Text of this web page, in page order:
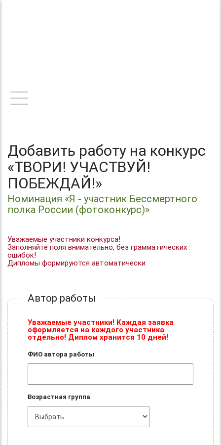
Добавить работу на конкурс
«ТВОРИ! УЧАСТВУЙ!
ПОБЕЖДАЙ!»
Номинация «Я - участник Бессмертного
полка России (фотоконкурс)»
Уважаемые участники конкурса!
Заполняйте поля внимательно, без грамматических
ошибок!
Дипломы формируются автоматически
Автор работы
Уважаемые участники! Каждая заявка
оформляется на каждого участника
отдельно! Диплом хранится 10 дней!
ФИО автора работы
Возрастная группа